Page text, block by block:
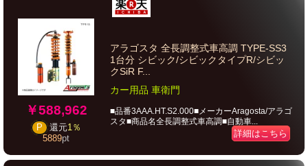
￥588,962
P 還元1％
5889pt
アラゴスタ 全長調整式車高調 TYPE-SS3
1台分 シビック/シビックタイプR/シビッ
クSiR F...
カー用品 車衛門
■品番3AAA.HT.S2.000■メーカーAragosta/アラゴ
スタ■商品名全長調整式車高調■自動車...
詳細はこちら